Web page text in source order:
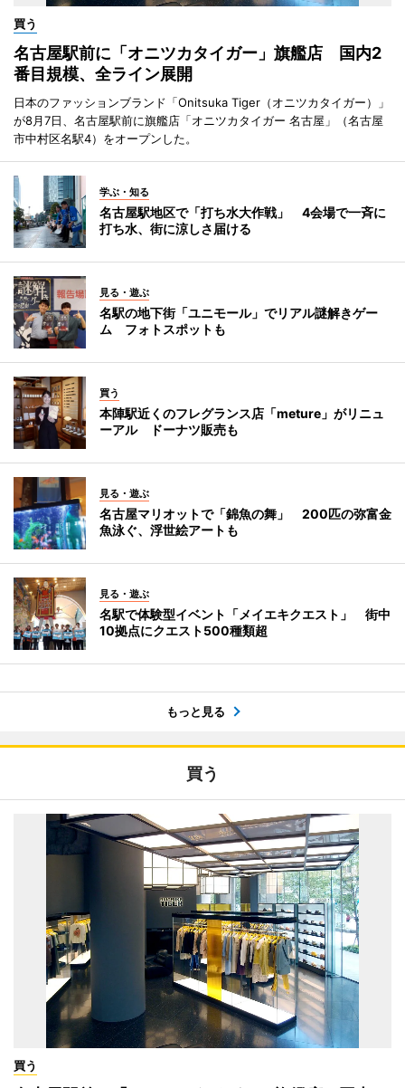
買う
名古屋駅前に「オニツカタイガー」旗艦店 国内2
番目規模、全ライン展開
日本のファッションブランド「Onitsuka Tiger（オニツカタイガー）」
が8月7日、名古屋駅前に旗艦店「オニツカタイガー 名古屋」（名古屋
市中村区名駅4）をオープンした。
学ぶ・知る
名古屋駅地区で「打ち水大作戦」 4会場で一斉に
打ち水、街に涼しさ届ける
見る・遊ぶ
名駅の地下街「ユニモール」でリアル謎解きゲー
ム フォトスポットも
買う
本陣駅近くのフレグランス店「meture」がリニュ
ーアル ドーナツ販売も
見る・遊ぶ
名古屋マリオットで「錦魚の舞」 200匹の弥富金
魚泳ぐ、浮世絵アートも
見る・遊ぶ
名駅で体験型イベント「メイエキクエスト」 街中
10拠点にクエスト500種類超
もっと見る
買う
買う